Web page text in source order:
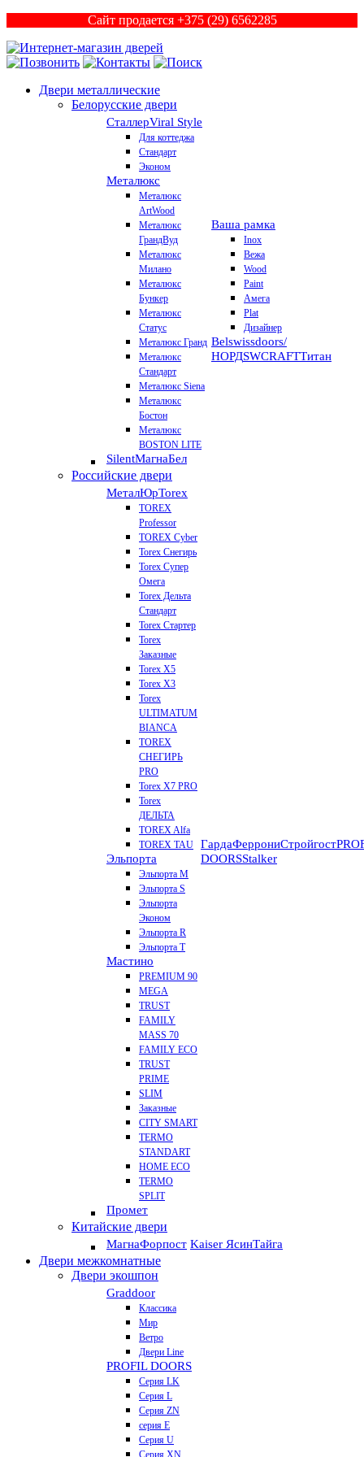
Сайт продается +375 (29) 6562285
Двери металлические
Белорусские двери
СталлерViral Style
Для коттеджа
Стандарт
Эконом
Металюкс
Металюкс
ArtWood
Металюкс
ГрандВуд
Металюкс
Милано
Металюкс
Бункер
Металюкс
Статус
Металюкс Гранд
Металюкс
Стандарт
Металюкс Siena
Металюкс
Бостон
Металюкс
BOSTON LITE
SilentМагнаБел
Ваша рамка
Inox
Вежа
Wood
Paint
Амега
Plat
Дизайнер
Belswissdoors/
НОРДSWCRAFTТитан
Российские двери
МеталЮрTorex
TOREX
Professor
TOREX Cyber
Torex Снегирь
Torex Супер
Омега
Torex Дельта
Стандарт
Torex Стартер
Torex
Заказные
Torex Х5
Torex Х3
Torex
ULTIMATUM
BIANCA
TOREX
СНЕГИРЬ
PRO
Torex X7 PRO
Torex
ДЕЛЬТА
TOREX Alfa
TOREX TAU
Эльпорта
Эльпорта M
Эльпорта S
Эльпорта
Эконом
Эльпорта R
Эльпорта Т
Мастино
PREMIUM 90
MEGA
TRUST
FAMILY
MASS 70
FAMILY ECO
TRUST
PRIME
SLIM
Заказные
CITY SMART
TERMO
STANDART
HOME ECO
ТЕRМО
SPLIT
Промет
ГардаФеррониСтройгост
DOORSStalker
Китайские двери
МагнаФорпост Kaiser ЯсинТайга
Двери межкомнатные
Двери экошпон
Graddoor
Классика
Мир
Ветро
Двери Line
PROFIL DOORS
Серия LK
Серия L
Серия ZN
серия E
Серия U
Серия XN